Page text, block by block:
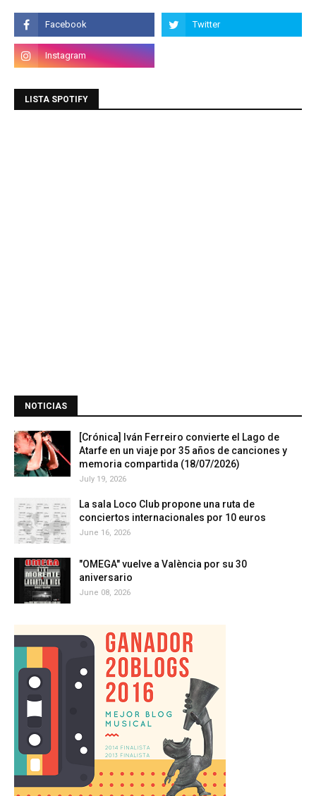
LISTA SPOTIFY
NOTICIAS
[Crónica] Iván Ferreiro convierte el Lago de
Atarfe en un viaje por 35 años de canciones y
memoria compartida (18/07/2026)
July 19, 2026
La sala Loco Club propone una ruta de
conciertos internacionales por 10 euros
June 16, 2026
"OMEGA" vuelve a València por su 30
aniversario
June 08, 2026